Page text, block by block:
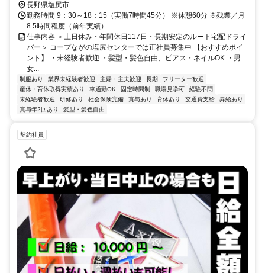
長野県塩尻市
勤務時間 9：30～18：15（実働7時間45分） ※休憩60分 ※残業／月
8.5時間程度（前年実績）
仕事内容 ＜土日休み・年間休日117日・長期安定のルート宅配ドライ
バー＞ コープながの塩尻センターでは正社員募集中 【おすすめポイ
ント】 ・未経験者歓迎 ・髪型・髪色自由、ピアス・ネイルOK ・男
女...
制服あり 業界未経験者歓迎 主婦・主夫歓迎 長期
フリーター歓迎
産休・育休取得実績あり
車通勤OK 固定時間制 職場見学可
経験不問
未経験者歓迎
研修あり 社会保険完備 賞与あり 育休あり 交通費支給
昇給あり
賞与年2回あり
髪型・髪色自由
契約社員